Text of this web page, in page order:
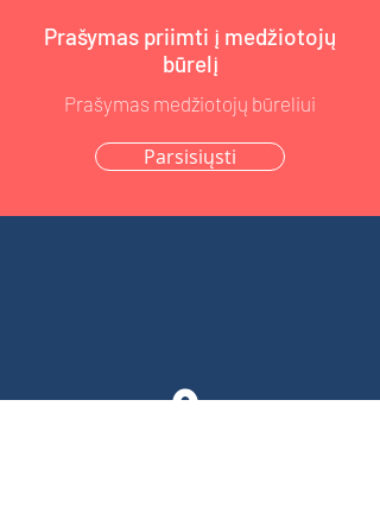
Prašymas priimti į medžiotojų
būrelį
Prašymas medžiotojų būreliui
Parsisiųsti
0